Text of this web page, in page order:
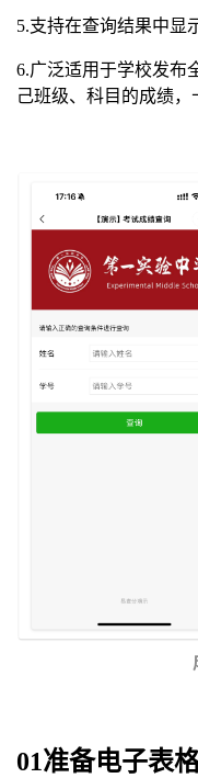
5.支持在查询结果中显
6.广泛适用于学校发布
己班级、科目的成绩，
01准备电子表